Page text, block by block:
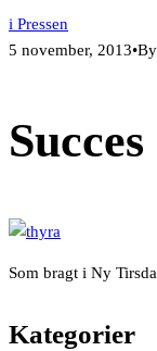
i Pressen
5 november, 2013•
Som bragt i Ny
Kategorier